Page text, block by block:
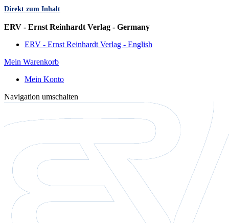
Direkt zum Inhalt
ERV - Ernst Reinhardt Verlag - Germany
ERV - Ernst Reinhardt Verlag - English
Mein Warenkorb
Mein Konto
Navigation umschalten